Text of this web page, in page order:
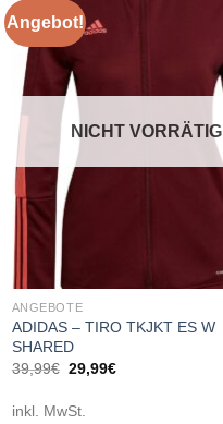
Angebot!
NICHT VORRÄTIG
ANGEBOTE
ADIDAS – TIRO TKJKT ES W
SHARED
39,99€ Ursprünglicher
39,99€
29,99€Aktueller
inkl. MwSt.